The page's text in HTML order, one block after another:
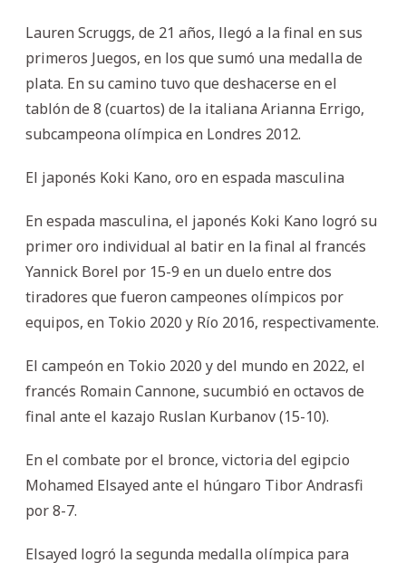
Lauren Scruggs, de 21 años, llegó a la final en sus
primeros Juegos, en los que sumó una medalla de
plata. En su camino tuvo que deshacerse en el
tablón de 8 (cuartos) de la italiana Arianna Errigo,
subcampeona olímpica en Londres 2012.
El japonés Koki Kano, oro en espada masculina
En espada masculina, el japonés Koki Kano logró su
primer oro individual al batir en la final al francés
Yannick Borel por 15-9 en un duelo entre dos
tiradores que fueron campeones olímpicos por
equipos, en Tokio 2020 y Río 2016, respectivamente.
El campeón en Tokio 2020 y del mundo en 2022, el
francés Romain Cannone, sucumbió en octavos de
final ante el kazajo Ruslan Kurbanov (15-10).
En el combate por el bronce, victoria del egipcio
Mohamed Elsayed ante el húngaro Tibor Andrasfi
por 8-7.
Elsayed logró la segunda medalla olímpica para